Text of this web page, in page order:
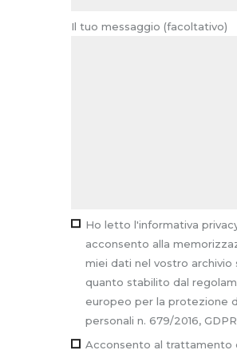
Il tuo messaggio (facoltativo)
Ho letto l'informativa
acconsento alla
miei dati nel vostro archivio
quanto stabilito dal
europeo per la protezione
personali n. 679/2016,
Acconsento al trattamento